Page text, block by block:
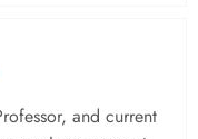
and current